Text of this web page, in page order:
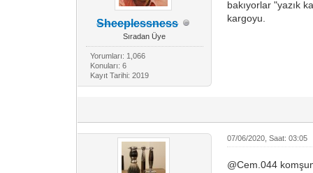
Sheeplessness
Sıradan Üye
Yorumları: 1,066
Konuları: 6
Kayıt Tarihi: 2019
bakıyorlar "yazık
kargoyu.
07/06/2020, Saat: 03:05
@Cem.044